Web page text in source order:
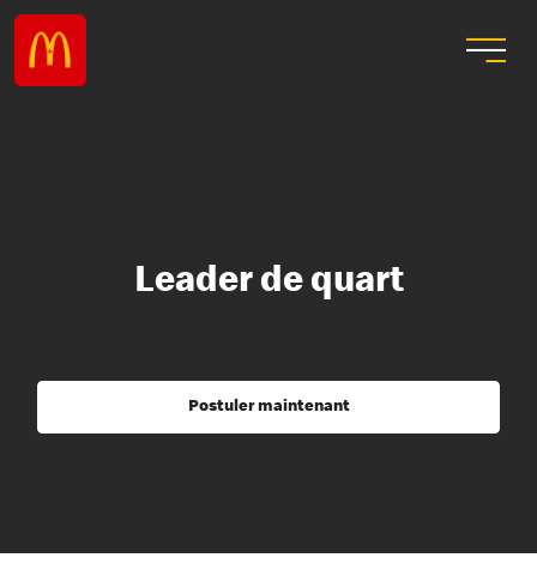
Leader de quart
Postuler maintenant